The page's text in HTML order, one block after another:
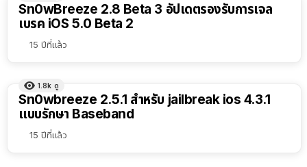
Sn0wBreeze 2.8 Beta 3 อัปเดตรองรับการเจล
เบรค iOS 5.0 Beta 2
15 ปีที่แล้ว
1.8k ดู
Sn0wbreeze 2.5.1 สำหรับ jailbreak ios 4.3.1
แบบรักษา Baseband
15 ปีที่แล้ว